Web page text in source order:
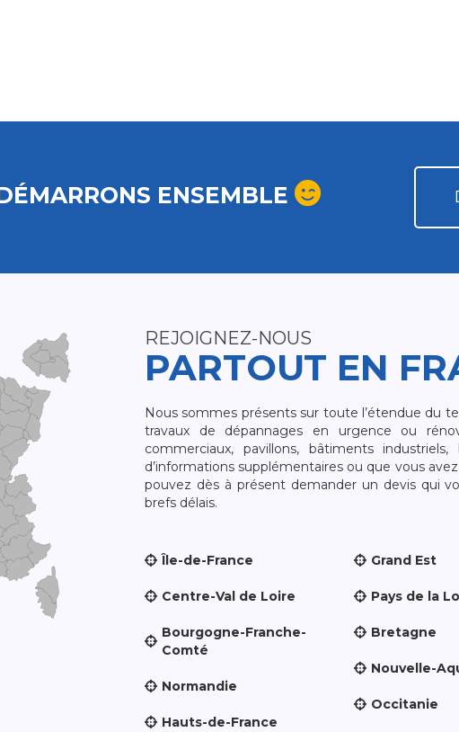
ENSEMBLE
REJOIGNEZ-NOUS
PARTOUT EN
Nous sommes présents sur toute l’étendue du
travaux de dépannages en urgence ou
commerciaux, pavillons, bâtiments
d’informations supplémentaires ou que vous
pouvez dès à présent demander un devis qui
brefs délais.
Île-de-France
Centre-Val de Loire
Bourgogne-Franche-
Comté
Normandie
Hauts-de-France
Grand Est
Pays de la
Bretagne
Nouvelle-
Occitanie